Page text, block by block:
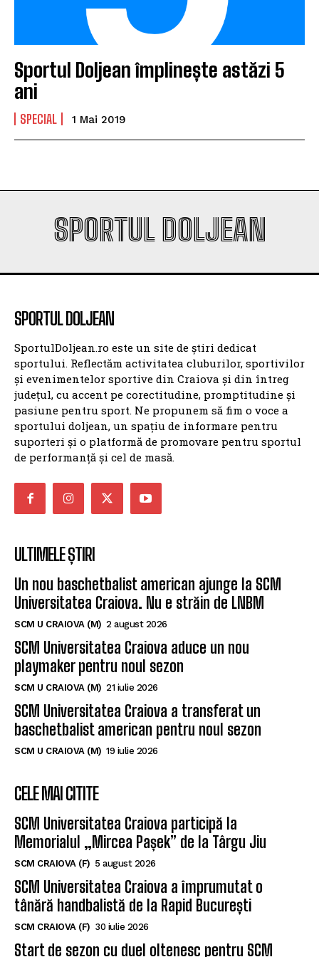
campioana României
Company
campioana României
Company
Sportul Doljean împlinește astăzi 5
ani
SPECIAL 1 Mai 2019
SPORTUL DOLJEAN
SPORTUL DOLJEAN
SportulDoljean.ro este un site de știri dedicat
sportului. Reflectăm activitatea cluburilor, sportivilor
și evenimentelor sportive din Craiova și din întreg
județul, cu accent pe corectitudine, promptitudine și
pasiune pentru sport. Ne propunem să fim o voce a
sportului doljean, un spațiu de informare pentru
suporteri și o platformă de promovare pentru sportul
de performanță și cel de masă.
ULTIMELE ȘTIRI
Un nou baschetbalist american ajunge la SCM
Universitatea Craiova. Nu e străin de LNBM
SCM U CRAIOVA (M) 2 august 2026
SCM Universitatea Craiova aduce un nou
playmaker pentru noul sezon
SCM U CRAIOVA (M) 21 iulie 2026
SCM Universitatea Craiova a transferat un
baschetbalist american pentru noul sezon
SCM U CRAIOVA (M) 19 iulie 2026
CELE MAI CITITE
SCM Universitatea Craiova participă la
Memorialul „Mircea Pașek” de la Târgu Jiu
SCM CRAIOVA (F) 5 august 2026
SCM Universitatea Craiova a împrumutat o
tânără handbalistă de la Rapid București
SCM CRAIOVA (F) 30 iulie 2026
Start de sezon cu duel oltenesc pentru SCM